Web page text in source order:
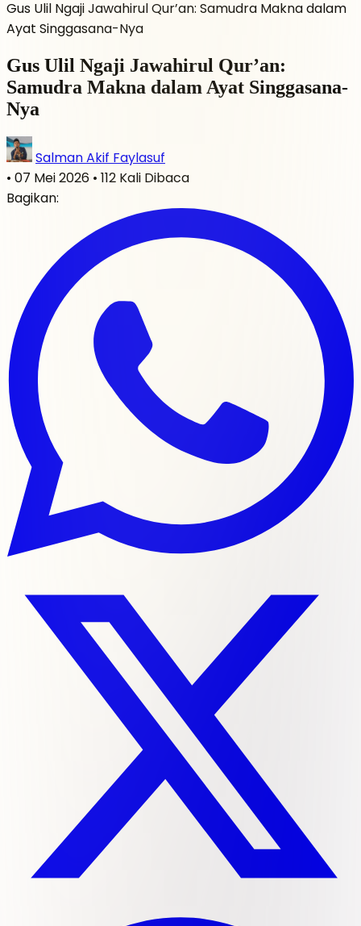
Gus Ulil Ngaji Jawahirul Qur’an: Samudra Makna dalam
Ayat Singgasana-Nya
Gus Ulil Ngaji Jawahirul Qur’an:
Samudra Makna dalam Ayat Singgasana-
Nya
Salman Akif Faylasuf
• 07 Mei 2026 • 112 Kali Dibaca
Bagikan: